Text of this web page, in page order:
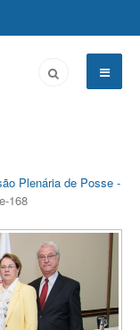
Plenária de Posse -
168